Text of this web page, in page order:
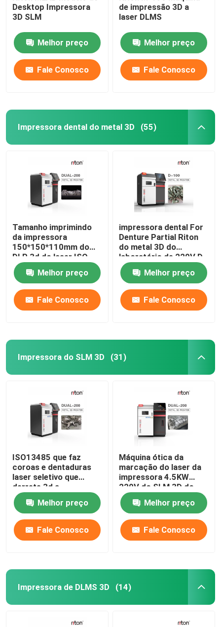
Máquina de dobra de fios DMIS-V1
Máquina de dobra de fios DMIS-V1
Máquina de dobra de fios DMIS-V1
Desktop Impressora
3D SLM
Melhor preço
Fale Conosco
de impressão 3D a
laser DLMS
Melhor preço
Fale Conosco
Impressora dental do metal 3D (55)
Tamanho imprimindo
da impressora
150*150*110mm do
DLP 3d do laser ISO-
13485 para modelos
do implante dental
Melhor preço
Fale Conosco
impressora dental For
Denture Partial Riton
do metal 3D do
laboratório de 220V D-
100
Melhor preço
Fale Conosco
Impressora do SLM 3D (31)
ISO13485 que faz
coroas e dentaduras
laser seletivo que
derrete 3d a
impressora Dual 200
Melhor preço
Fale Conosco
Máquina ótica da
marcação do laser da
impressora 4.5KW
220V do SLM 3D do
metal
Melhor preço
Fale Conosco
Impressora de DLMS 3D (14)